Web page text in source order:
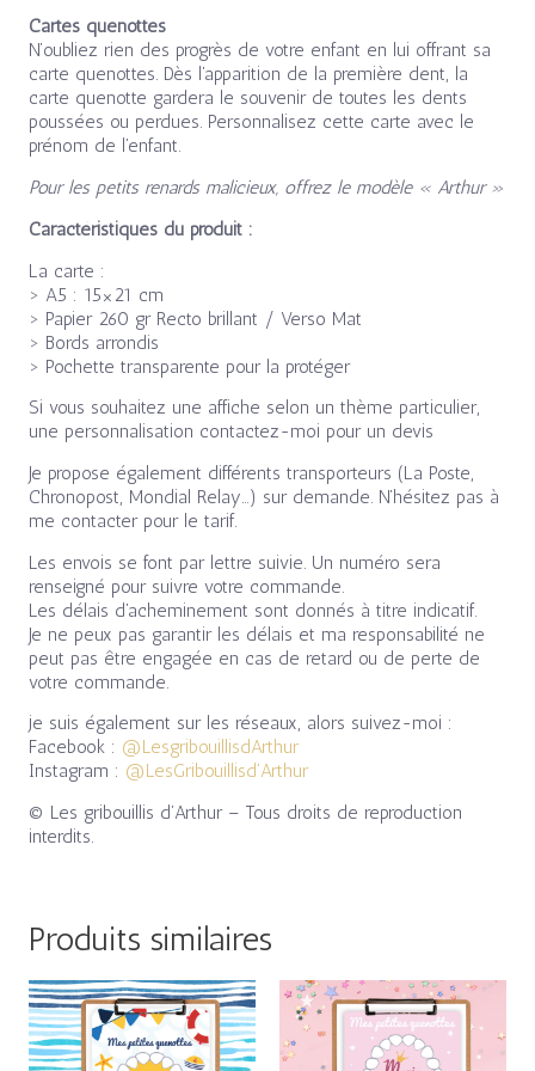
Cartes quenottes
N’oubliez rien des progrès de votre enfant en lui offrant sa
carte quenottes. Dès l’apparition de la première dent, la
carte quenotte gardera le souvenir de toutes les dents
poussées ou perdues. Personnalisez cette carte avec le
prénom de l’enfant.
Pour les petits renards malicieux, offrez le modèle « Arthur »
Caractéristiques du produit :
La carte :
> A5 : 15×21 cm
> Papier 260 gr Recto brillant / Verso Mat
> Bords arrondis
> Pochette transparente pour la protéger
Si vous souhaitez une affiche selon un thème particulier,
une personnalisation contactez-moi pour un devis
Je propose également différents transporteurs (La Poste,
Chronopost, Mondial Relay…) sur demande. N’hésitez pas à
me contacter pour le tarif.
Les envois se font par lettre suivie. Un numéro sera
renseigné pour suivre votre commande.
Les délais d’acheminement sont donnés à titre indicatif.
Je ne peux pas garantir les délais et ma responsabilité ne
peut pas être engagée en cas de retard ou de perte de
votre commande.
je suis également sur les réseaux, alors suivez-moi :
Facebook : @LesgribouillisdArthur
Instagram : @LesGribouillisd’Arthur
© Les gribouillis d’Arthur – Tous droits de reproduction
interdits.
Produits similaires
Plage
de
prix :
9,00€
Plage
de
prix :
9,00€